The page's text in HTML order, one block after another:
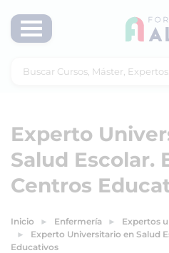
Experto
Salud Escolar.
Centros
Inicio Enfermería
Expertos
Experto Universitario en Salud
Educativos